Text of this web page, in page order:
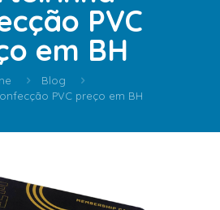
PVC
em BH
Blog
PVC preço em BH